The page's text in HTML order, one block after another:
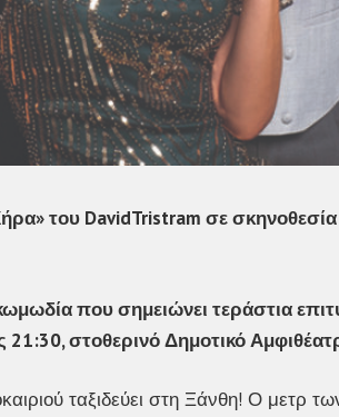
του DavidTristram σε
που σημειώνει τεράστια
στοθερινό Δημοτικό
ταξιδεύει στη Ξάνθη! Ο μετρ